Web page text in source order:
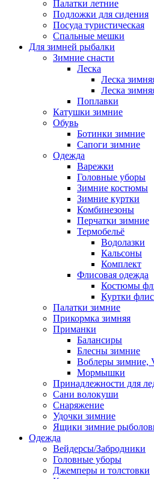
Палатки летние
Подложки для сидения
Посуда туристическая
Спальные мешки
Для зимней рыбалки
Зимние снасти
Леска
Леска
Леска
Поплавки
Катушки зимние
Обувь
Ботинки зимние
Сапоги зимние
Одежда
Варежки
Головные уборы
Зимние костюмы
Зимние куртки
Комбинезоны
Перчатки зимние
Термобельё
Водолазки
Кальсоны
Комплект
Флисовая одежда
Костюмы
Куртки
Палатки зимние
Прикормка зимняя
Приманки
Балансиры
Блесны зимние
Воблеры зимние,
Мормышки
Принадлежности для
Сани волокуши
Снаряжение
Удочки зимние
Ящики зимние
Одежда
Вейдерсы/Забродники
Головные уборы
Джемперы и толстовки